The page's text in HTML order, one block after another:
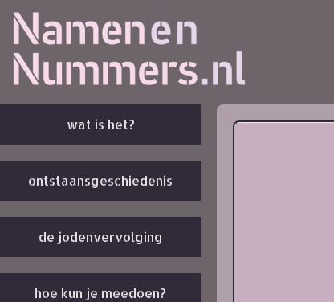
wat is het?
ontstaansgeschiedenis
de jodenvervolging
hoe kun je meedoen?